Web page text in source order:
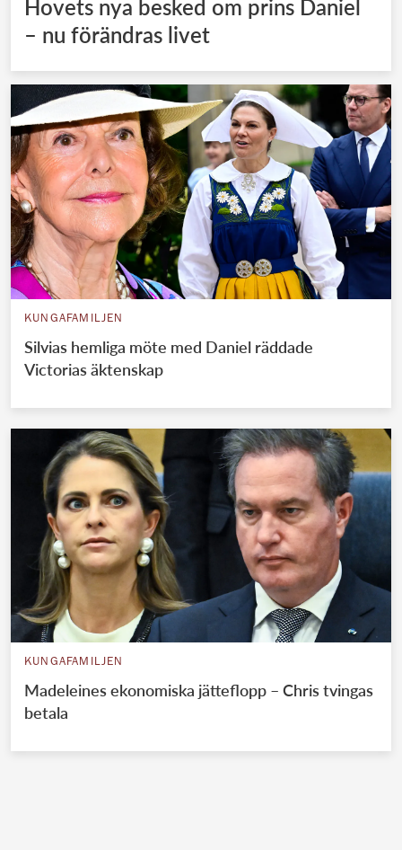
Hovets nya besked om prins Daniel
– nu förändras livet
KUNGAFAMILJEN
Silvias hemliga möte med Daniel räddade
Victorias äktenskap
KUNGAFAMILJEN
Madeleines ekonomiska jätteflopp – Chris tvingas
betala